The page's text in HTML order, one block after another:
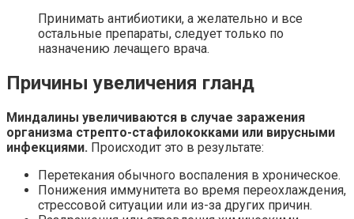
Принимать антибиотики, а желательно и все
остальные препараты, следует только по
назначению лечащего врача.
Причины увеличения гланд
Миндалины увеличиваются в случае заражения
организма стрепто-стафилококками или вирусными
инфекциями. Происходит это в результате:
Перетекания обычного воспаления в хроническое.
Понижения иммунитета во время переохлаждения,
стрессовой ситуации или из-за других причин.